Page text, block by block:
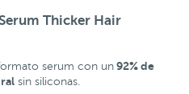
Thicker Hair
serum con un 92% de
sin siliconas.